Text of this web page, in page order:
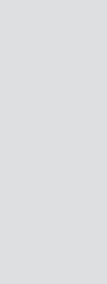
アジア地域
マネージン
任
京）に出展
DEK TQ
名誉ある賞